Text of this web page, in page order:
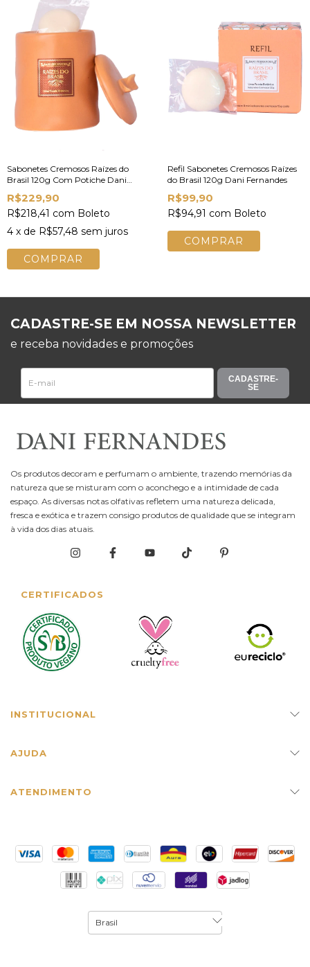
Sabonetes Cremosos Raízes do
Brasil 120g Com Potiche Dani
Fernandes
R$229,90
R$218,41 com Boleto
4 x de R$57,48 sem juros
Refil Sabonetes Cremosos Raízes
do Brasil 120g Dani Fernandes
R$99,90
R$94,91 com Boleto
CADASTRE-SE EM NOSSA NEWSLETTER
e receba novidades e promoções
CADASTRE-
SE
Os produtos decoram e perfumam o ambiente, trazendo memórias da
natureza que se misturam com o aconchego e a intimidade de cada
espaço. As diversas notas olfativas refletem uma natureza delicada,
fresca e exótica e trazem consigo produtos de qualidade que se integram
à vida dos dias atuais.
CERTIFICADOS
INSTITUCIONAL
AJUDA
ATENDIMENTO